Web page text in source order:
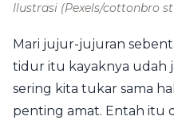
Ilustrasi (Pexels/cottonbro
Mari jujur-jujuran
tidur itu kayaknya udah
sering kita tukar sama
penting amat. Entah itu